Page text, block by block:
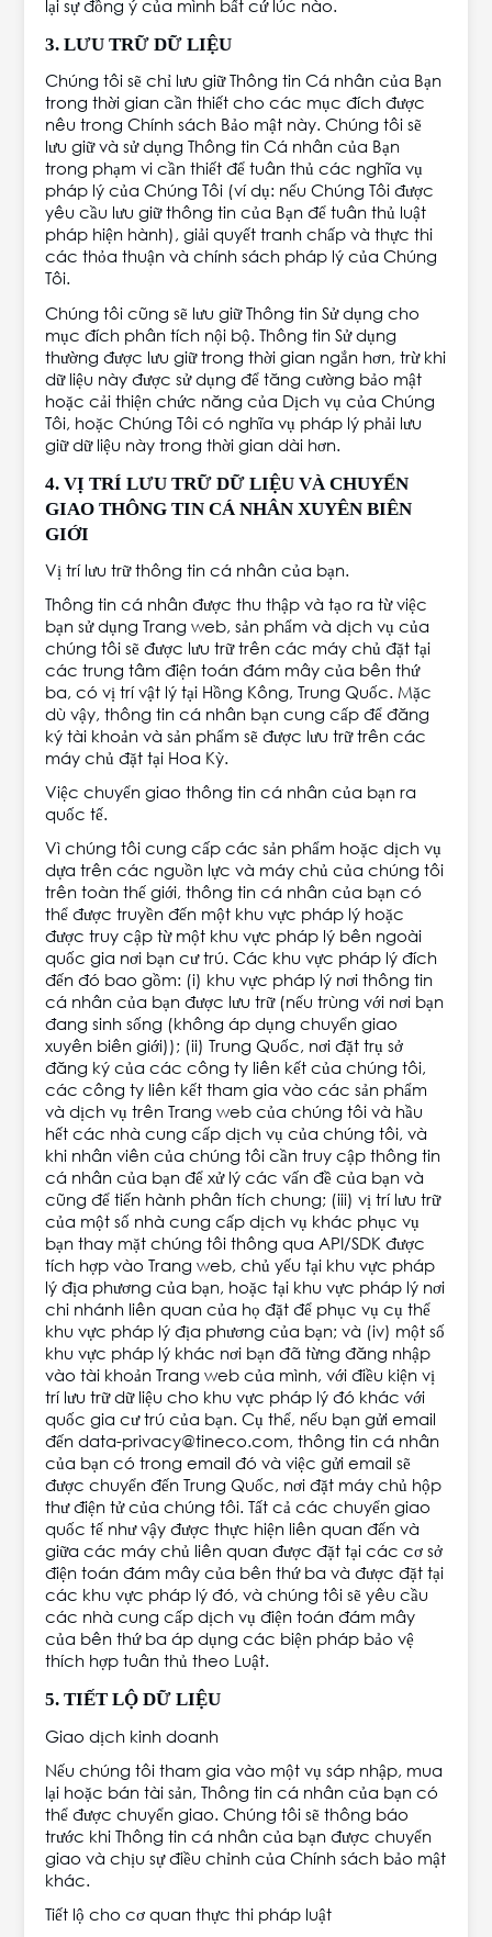
lại sự đồng ý của mình bất cứ lúc nào.
3. LƯU TRỮ DỮ LIỆU
Chúng tôi sẽ chỉ lưu giữ Thông tin Cá nhân của Bạn
trong thời gian cần thiết cho các mục đích được
nêu trong Chính sách Bảo mật này. Chúng tôi sẽ
lưu giữ và sử dụng Thông tin Cá nhân của Bạn
trong phạm vi cần thiết để tuân thủ các nghĩa vụ
pháp lý của Chúng Tôi (ví dụ: nếu Chúng Tôi được
yêu cầu lưu giữ thông tin của Bạn để tuân thủ luật
pháp hiện hành), giải quyết tranh chấp và thực thi
các thỏa thuận và chính sách pháp lý của Chúng
Tôi.
Chúng tôi cũng sẽ lưu giữ Thông tin Sử dụng cho
mục đích phân tích nội bộ. Thông tin Sử dụng
thường được lưu giữ trong thời gian ngắn hơn, trừ khi
dữ liệu này được sử dụng để tăng cường bảo mật
hoặc cải thiện chức năng của Dịch vụ của Chúng
Tôi, hoặc Chúng Tôi có nghĩa vụ pháp lý phải lưu
giữ dữ liệu này trong thời gian dài hơn.
4. VỊ TRÍ LƯU TRỮ DỮ LIỆU VÀ CHUYỂN
GIAO THÔNG TIN CÁ NHÂN XUYÊN BIÊN
GIỚI
Vị trí lưu trữ thông tin cá nhân của bạn.
Thông tin cá nhân được thu thập và tạo ra từ việc
bạn sử dụng Trang web, sản phẩm và dịch vụ của
chúng tôi sẽ được lưu trữ trên các máy chủ đặt tại
các trung tâm điện toán đám mây của bên thứ
ba, có vị trí vật lý tại Hồng Kông, Trung Quốc. Mặc
dù vậy, thông tin cá nhân bạn cung cấp để đăng
ký tài khoản và sản phẩm sẽ được lưu trữ trên các
máy chủ đặt tại Hoa Kỳ.
Việc chuyển giao thông tin cá nhân của bạn ra
quốc tế.
Vì chúng tôi cung cấp các sản phẩm hoặc dịch vụ
dựa trên các nguồn lực và máy chủ của chúng tôi
trên toàn thế giới, thông tin cá nhân của bạn có
thể được truyền đến một khu vực pháp lý hoặc
được truy cập từ một khu vực pháp lý bên ngoài
quốc gia nơi bạn cư trú. Các khu vực pháp lý đích
đến đó bao gồm: (i) khu vực pháp lý nơi thông tin
cá nhân của bạn được lưu trữ (nếu trùng với nơi bạn
đang sinh sống (không áp dụng chuyển giao
xuyên biên giới)); (ii) Trung Quốc, nơi đặt trụ sở
đăng ký của các công ty liên kết của chúng tôi,
các công ty liên kết tham gia vào các sản phẩm
và dịch vụ trên Trang web của chúng tôi và hầu
hết các nhà cung cấp dịch vụ của chúng tôi, và
khi nhân viên của chúng tôi cần truy cập thông tin
cá nhân của bạn để xử lý các vấn đề của bạn và
cũng để tiến hành phân tích chung; (iii) vị trí lưu trữ
của một số nhà cung cấp dịch vụ khác phục vụ
bạn thay mặt chúng tôi thông qua API/SDK được
tích hợp vào Trang web, chủ yếu tại khu vực pháp
lý địa phương của bạn, hoặc tại khu vực pháp lý nơi
chi nhánh liên quan của họ đặt để phục vụ cụ thể
khu vực pháp lý địa phương của bạn; và (iv) một số
khu vực pháp lý khác nơi bạn đã từng đăng nhập
vào tài khoản Trang web của mình, với điều kiện vị
trí lưu trữ dữ liệu cho khu vực pháp lý đó khác với
quốc gia cư trú của bạn. Cụ thể, nếu bạn gửi email
đến data-privacy@tineco.com, thông tin cá nhân
của bạn có trong email đó và việc gửi email sẽ
được chuyển đến Trung Quốc, nơi đặt máy chủ hộp
thư điện tử của chúng tôi. Tất cả các chuyển giao
quốc tế như vậy được thực hiện liên quan đến và
giữa các máy chủ liên quan được đặt tại các cơ sở
điện toán đám mây của bên thứ ba và được đặt tại
các khu vực pháp lý đó, và chúng tôi sẽ yêu cầu
các nhà cung cấp dịch vụ điện toán đám mây
của bên thứ ba áp dụng các biện pháp bảo vệ
thích hợp tuân thủ theo Luật.
5. TIẾT LỘ DỮ LIỆU
Giao dịch kinh doanh
Nếu chúng tôi tham gia vào một vụ sáp nhập, mua
lại hoặc bán tài sản, Thông tin cá nhân của bạn có
thể được chuyển giao. Chúng tôi sẽ thông báo
trước khi Thông tin cá nhân của bạn được chuyển
giao và chịu sự điều chỉnh của Chính sách bảo mật
khác.
Tiết lộ cho cơ quan thực thi pháp luật